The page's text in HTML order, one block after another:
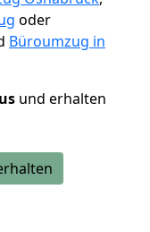
oder
Büroumzug in
und erhalten